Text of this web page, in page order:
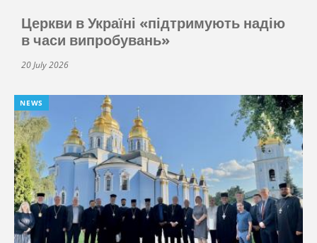
Церкви в Україні «підтримують надію
в часи випробувань»
20 July 2026
NEWS